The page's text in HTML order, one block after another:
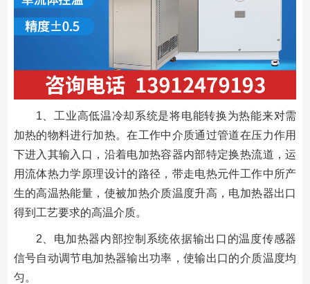
1、工业高低温冷却系统是将电能转换为热能来对需
加热的物料进行加热。在工作中介质通过管道在压力作用
下进入其输入口，沿着电加热容器内部特定换热流道，运
用流体热力学原理设计的路径，带走电热元件工作中所产
生的高温热能量，使被加热介质温度升高，电加热器出口
得到工艺要求的高温介质。
2、电加热器内部控制系统依据输出口的温度传感器
信号自动调节电加热器输出功率，使输出口的介质温度均
匀。